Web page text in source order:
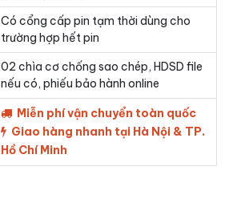
Có cổng cấp pin tạm thời dùng cho
trường hợp hết pin
02 chìa cơ chống sao chép, HDSD file
nếu có, phiếu bảo hành online
Miễn phí vận chuyển toàn quốc
Giao hàng nhanh tại Hà Nội & TP.
Hồ Chí Minh